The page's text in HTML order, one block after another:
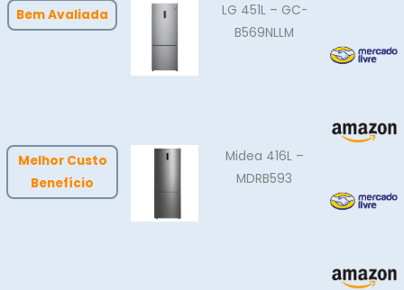
Bem Avaliada
LG 451L – GC-
B569NLLM
Melhor Custo
Benefício
Midea 416L –
MDRB593